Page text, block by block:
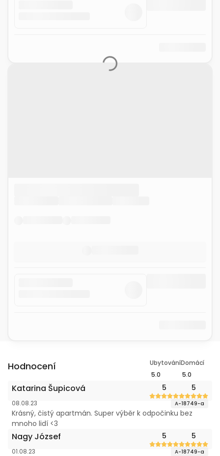
Hodnocení
Ubytování
5.0
Domácí
5.0
Katarina Šupicová 5 5
08.08.23 A-18749-a
Krásný, čistý apartmán. Super výběr k odpočinku bez
mnoho lidí <3
Nagy József 5 5
01.08.23 A-18749-a